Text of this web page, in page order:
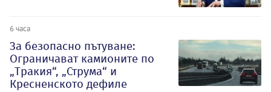
6 часа
За безопасно пътуване:
Ограничават камионите по
„Тракия“, „Струма“ и
Кресненското дефиле